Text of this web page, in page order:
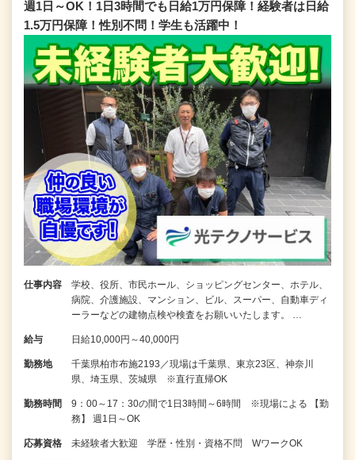
週1日～OK！1日3時間でも日給1万円保障！経験者は日給
1.5万円保障！性別不問！学生も活躍中！
仕事内容
学校、役所、市民ホール、ショッピングセンター、ホテル、
病院、介護施設、マンション、ビル、スーパー、自動車ディ
ーラーなどの建物点検や検査をお願いいたします。 …
給与 日給10,000円～40,000円
勤務地
千葉県柏市布施2193／現場は千葉県、東京23区、神奈川
県、埼玉県、茨城県 ※直行直帰OK
勤務時間
9：00～17：30の間で1日3時間～6時間 ※現場による 【勤
務】 週1日～OK
応募資格 未経験者大歓迎 学歴・性別・資格不問 WワークOK